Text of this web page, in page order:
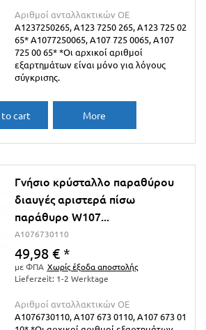
Αριθμοί ανταλλακτικών ΟΕ
A1237250265, A123 7250 265, A123 725 02
65* A1077250065, A107 725 0065, A107
725 00 65* *Οι αρχικοί αριθμοί
εξαρτημάτων είναι μόνο για λόγους
σύγκρισης.
to cart More
Γνήσιο κρύσταλλο παραθύρου
διαυγές αριστερά πίσω
παράθυρο W107...
A1076730110
49,98 € *
με ΦΠΑ Χωρίς έξοδα αποστολής
Lieferzeit: 1-2 Werktage
Αριθμοί ανταλλακτικών ΟΕ
A1076730110, A107 673 0110, A107 673 01